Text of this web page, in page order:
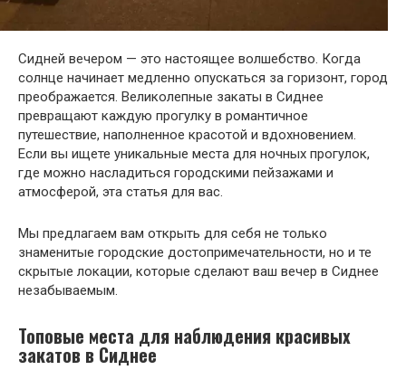
Сидней вечером — это настоящее волшебство. Когда
солнце начинает медленно опускаться за горизонт, город
преображается. Великолепные закаты в Сиднее
превращают каждую прогулку в романтичное
путешествие, наполненное красотой и вдохновением.
Если вы ищете уникальные места для ночных прогулок,
где можно насладиться городскими пейзажами и
атмосферой, эта статья для вас.
Мы предлагаем вам открыть для себя не только
знаменитые городские достопримечательности, но и те
скрытые локации, которые сделают ваш вечер в Сиднее
незабываемым.
Топовые места для наблюдения красивых
закатов в Сиднее